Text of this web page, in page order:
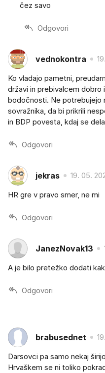
čez savo
Odgovori
vednokontra
Ko vladajo pametni,
državi in prebivalcem dobro
bodočnosti. Ne potrebujejo
sovražnika, da bi prikrili
in BDP povesta, kdaj se
Odgovori
jekras 19. 05.
HR gre v pravo smer, ne mi
Odgovori
JanezNovak13
A je bilo pretežko dodati
Odgovori
brabusednet
Darsovci pa samo nekaj
Hrvaškem se ni toliko